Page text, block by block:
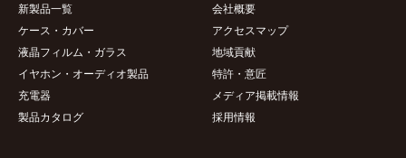
新製品一覧
ケース・カバー
液晶フィルム・ガラス
イヤホン・オーディオ製品
充電器
製品カタログ
会社概要
アクセスマップ
地域貢献
特許・意匠
メディア掲載情報
採用情報